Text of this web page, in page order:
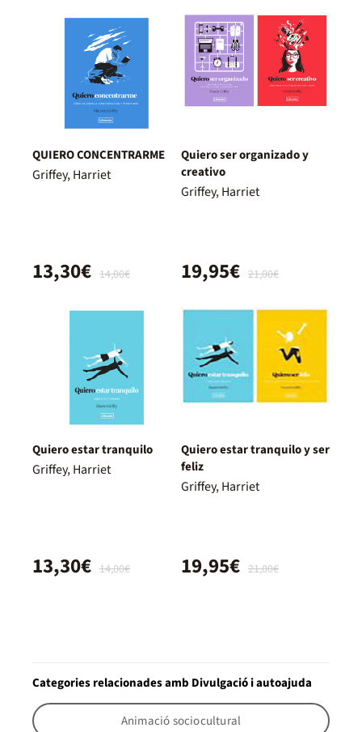
QUIERO CONCENTRARME
Griffey, Harriet
14,00€
13,30€
Quiero ser organizado y
creativo
Griffey, Harriet
21,00€
19,95€
Quiero estar tranquilo
Griffey, Harriet
14,00€
13,30€
Quiero estar tranquilo y ser
feliz
Griffey, Harriet
21,00€
19,95€
Categories relacionades amb Divulgació i autoajuda
Animació sociocultural